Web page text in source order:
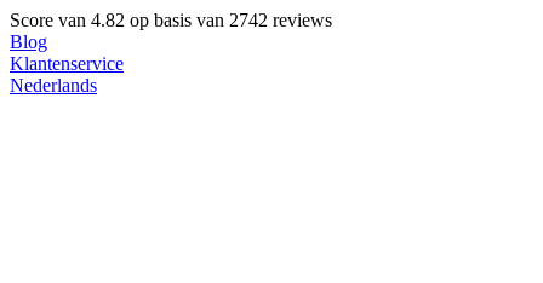
Score van 4.82 op basis van 2742 reviews
Blog
Klantenservice
Nederlands